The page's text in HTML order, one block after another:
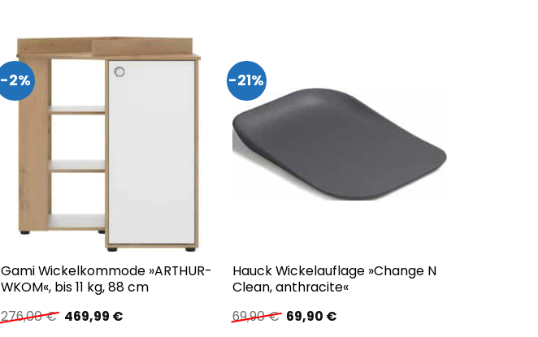
-2%
Gami Wickelkommode »ARTHUR-
WKOM«, bis 11 kg, 88 cm
276,00€ Ursprünglicher
Preis
469,99 €Aktueller
-21%
Hauck Wickelauflage »Change N
Clean, anthracite«
69,90€ Ursprünglicher
Preis
69,90 €Aktueller